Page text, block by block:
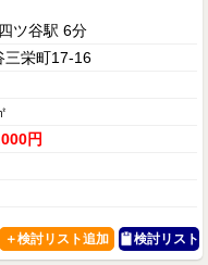
ツ谷駅 6分
三栄町17-16
円
検討リスト